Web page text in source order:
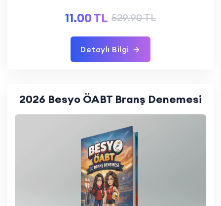
11.00 TL 529.90 TL
Detaylı Bilgi
2026 Besyo ÖABT Branş Denemesi